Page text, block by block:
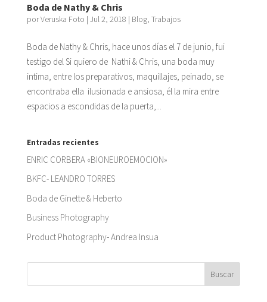
Boda de Nathy & Chris
porVeruska Foto | Jul 2, 2018 | Blog, Trabajos
Boda de Nathy & Chris, hace unos días el 7 de junio, fui
testigo del Si quiero de Nathi & Chris, una boda muy
intima, entre los preparativos, maquillajes, peinado, se
encontraba ella ilusionada e ansiosa, él la mira entre
espacios a escondidas de la puerta,...
Entradas recientes
ENRIC CORBERA «BIONEUROEMOCION»
BKFC- LEANDRO TORRES
Boda de Ginette & Heberto
Business Photography
Product Photography- Andrea Insua